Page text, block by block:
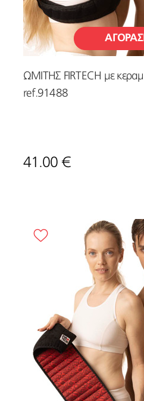
ΩΜΙΤΗΣ FIRTECH με
ref.91488
41.00 €